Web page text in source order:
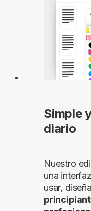
Simple
diario
Nuestro
una
usar,